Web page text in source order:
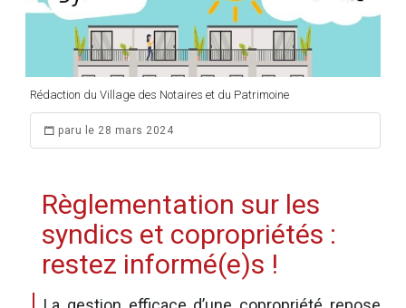
Rédaction du Village des Notaires et du Patrimoine
paru le 28 mars 2024
Règlementation sur les
syndics et copropriétés :
restez informé(e)s !